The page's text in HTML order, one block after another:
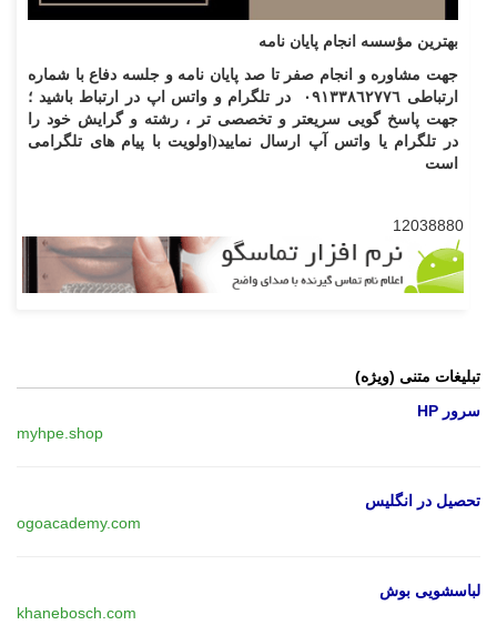
بهترین مؤسسه انجام پایان نامه
جهت مشاوره و انجام صفر تا صد پايان نامه و جلسه دفاع با شماره
ارتباطی ٠٩١٣٣٨٦٢٧٧٦ در تلگرام و واتس اپ در ارتباط باشيد ؛
جهت پاسخ گویی سریعتر و تخصصی تر ، رشته و گرایش خود را
در تلگرام یا واتس آپ ارسال نمایید(اولويت با پيام های تلگرامی
است
12038880
تبلیغات متنی (ویژه)
سرور HP
myhpe.shop
تحصیل در انگلیس
ogoacademy.com
لباسشویی بوش
khanebosch.com